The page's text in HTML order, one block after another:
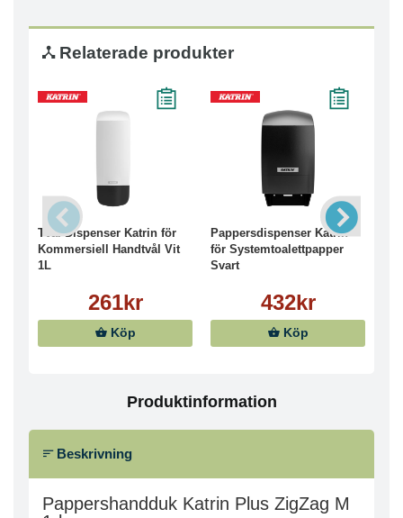
Relaterade produkter
Tvål Dispenser Katrin för
Kommersiell Handtvål Vit
1L
261kr
Köp
Pappersdispenser Katrin
för Systemtoalettpapper
Svart
432kr
Köp
Produktinformation
Beskrivning
Pappershandduk Katrin Plus ZigZag M